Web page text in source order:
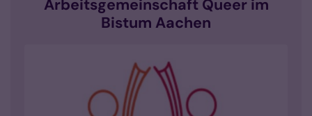
Arbeitsgemeinschaft Queer im
Bistum Aachen